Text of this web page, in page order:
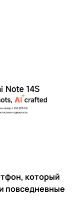
который
повседневные